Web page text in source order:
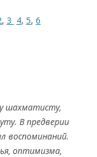
, 3 4, 5, 6
шахматисту,
В предверии
воспоминаний.
оптимизма,